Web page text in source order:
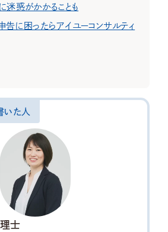
惑がかかることも
に困ったらアイユーコンサルティ
いた人
士